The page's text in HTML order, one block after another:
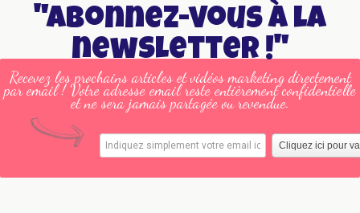
"Abonnez-vous à la
newsletter !"
Recevez les prochains articles et vidéos marketing directement
par email ! Votre adresse email reste entièrement confidentielle
et ne sera jamais partagée ou revendue.